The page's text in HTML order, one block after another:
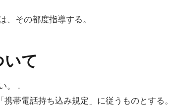
、その都度指導する。
いて
。 .
帯電話持ち込み規定」に従うものとする。